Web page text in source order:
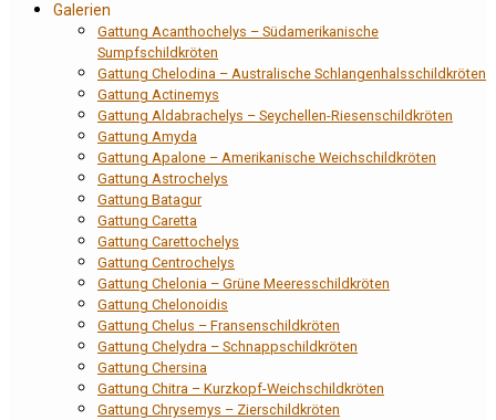
Galerien
Gattung Acanthochelys – Südamerikanische
Sumpfschildkröten
Gattung Chelodina – Australische Schlangenhalsschildkröten
Gattung Actinemys
Gattung Aldabrachelys – Seychellen-Riesenschildkröten
Gattung Amyda
Gattung Apalone – Amerikanische Weichschildkröten
Gattung Astrochelys
Gattung Batagur
Gattung Caretta
Gattung Carettochelys
Gattung Centrochelys
Gattung Chelonia – Grüne Meeresschildkröten
Gattung Chelonoidis
Gattung Chelus – Fransenschildkröten
Gattung Chelydra – Schnappschildkröten
Gattung Chersina
Gattung Chitra – Kurzkopf-Weichschildkröten
Gattung Chrysemys – Zierschildkröten